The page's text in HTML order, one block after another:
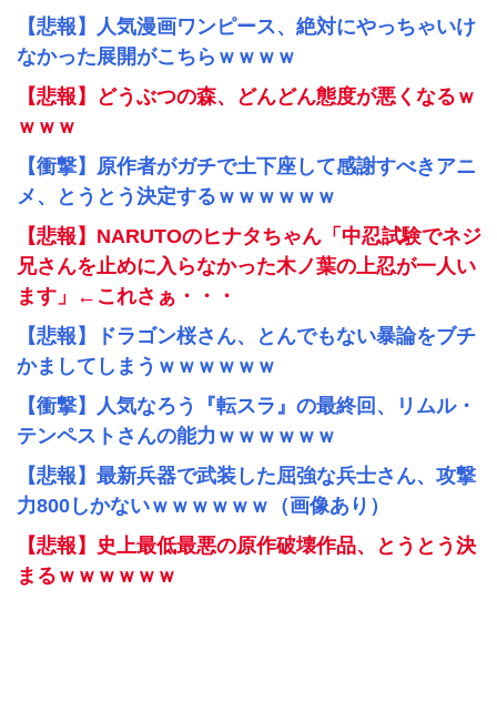
【悲報】人気漫画ワンピース、絶対にやっちゃいけ
なかった展開がこちらｗｗｗｗ
【悲報】どうぶつの森、どんどん態度が悪くなるｗ
ｗｗｗ
【衝撃】原作者がガチで土下座して感謝すべきアニ
メ、とうとう決定するｗｗｗｗｗｗ
【悲報】NARUTOのヒナタちゃん「中忍試験でネジ
兄さんを止めに入らなかった木ノ葉の上忍が一人い
ます」←これさぁ・・・
【悲報】ドラゴン桜さん、とんでもない暴論をブチ
かましてしまうｗｗｗｗｗｗ
【衝撃】人気なろう『転スラ』の最終回、リムル・
テンペストさんの能力ｗｗｗｗｗｗ
【悲報】最新兵器で武装した屈強な兵士さん、攻撃
力800しかないｗｗｗｗｗｗ（画像あり）
【悲報】史上最低最悪の原作破壊作品、とうとう決
まるｗｗｗｗｗｗ